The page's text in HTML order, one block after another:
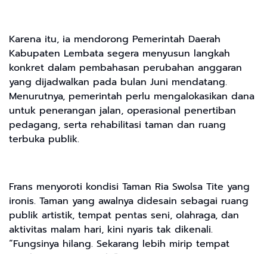
Karena itu, ia mendorong Pemerintah Daerah
Kabupaten Lembata segera menyusun langkah
konkret dalam pembahasan perubahan anggaran
yang dijadwalkan pada bulan Juni mendatang.
Menurutnya, pemerintah perlu mengalokasikan dana
untuk penerangan jalan, operasional penertiban
pedagang, serta rehabilitasi taman dan ruang
terbuka publik.
Frans menyoroti kondisi Taman Ria Swolsa Tite yang
ironis. Taman yang awalnya didesain sebagai ruang
publik artistik, tempat pentas seni, olahraga, dan
aktivitas malam hari, kini nyaris tak dikenali.
“Fungsinya hilang. Sekarang lebih mirip tempat